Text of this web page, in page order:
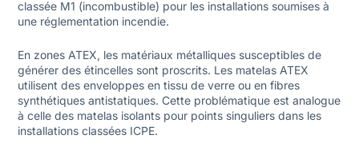
classée M1 (incombustible) pour les installations soumises à
une réglementation incendie.
En zones ATEX, les matériaux métalliques susceptibles de
générer des étincelles sont proscrits. Les matelas ATEX
utilisent des enveloppes en tissu de verre ou en fibres
synthétiques antistatiques. Cette problématique est analogue
à celle des matelas isolants pour points singuliersdans les
installations classées ICPE.